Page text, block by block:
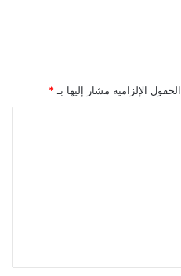
الحقول الإلزامية مشار إليها بـ *